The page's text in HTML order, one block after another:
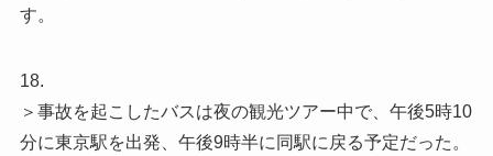
す。
18.
＞事故を起こしたバスは夜の観光ツアー中で、午後5時10
分に東京駅を出発、午後9時半に同駅に戻る予定だった。